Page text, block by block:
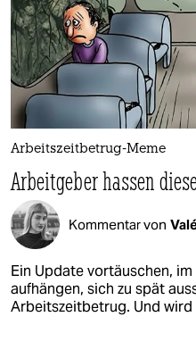
Arbeitszeitbetrug-Meme
Arbeitgeber hassen
Kommentar von
Ein Update vortäuschen,
aufhängen, sich zu spät
Arbeitszeitbetrug. Und